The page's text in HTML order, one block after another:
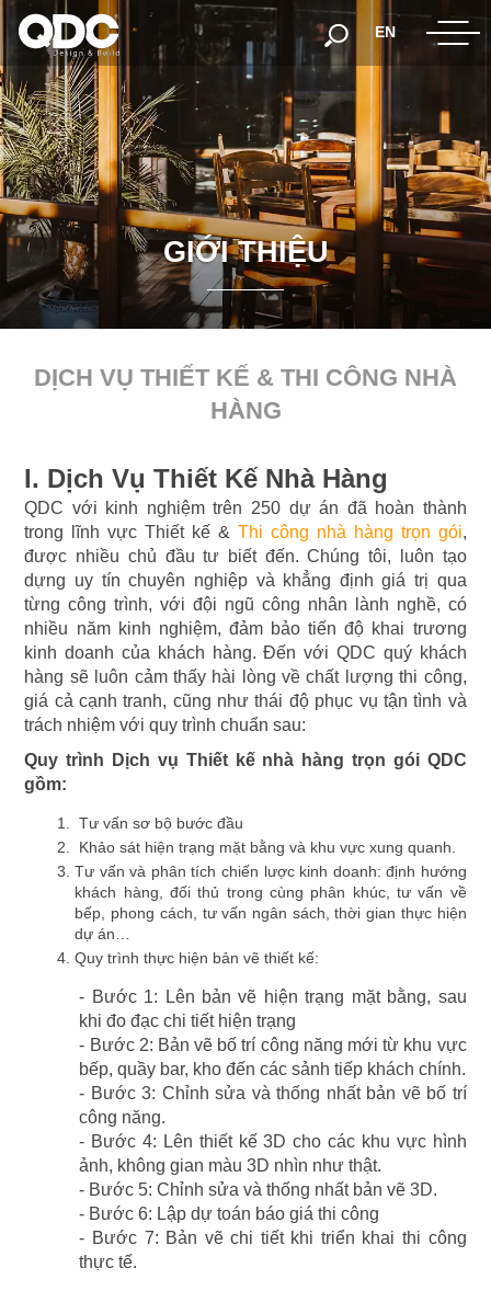
EN
GIỚI THIỆU
DỊCH VỤ THIẾT KẾ & THI CÔNG NHÀ
HÀNG
I. Dịch Vụ Thiết Kế Nhà Hàng
QDC với kinh nghiệm trên 250 dự án đã hoàn thành
trong lĩnh vực Thiết kế & Thi công nhà hàng trọn gói,
được nhiều chủ đầu tư biết đến. Chúng tôi, luôn tạo
dựng uy tín chuyên nghiệp và khẳng định giá trị qua
từng công trình, với đội ngũ công nhân lành nghề, có
nhiều năm kinh nghiệm, đảm bảo tiến độ khai trương
kinh doanh của khách hàng. Đến với QDC quý khách
hàng sẽ luôn cảm thấy hài lòng về chất lượng thi công,
giá cả cạnh tranh, cũng như thái độ phục vụ tận tình và
trách nhiệm với quy trình chuẩn sau:
Quy trình Dịch vụ Thiết kế nhà hàng trọn gói QDC
gồm:
Tư vấn sơ bộ bước đầu
Khảo sát hiện trạng mặt bằng và khu vực xung quanh.
Tư vấn và phân tích chiến lược kinh doanh: định hướng
khách hàng, đối thủ trong cùng phân khúc, tư vấn về
bếp, phong cách, tư vấn ngân sách, thời gian thực hiện
dự án…
Quy trình thực hiện bản vẽ thiết kế:
- Bước 1: Lên bản vẽ hiện trạng mặt bằng, sau
khi đo đạc chi tiết hiện trạng
- Bước 2: Bản vẽ bố trí công năng mới từ khu vực
bếp, quầy bar, kho đến các sảnh tiếp khách chính.
- Bước 3: Chỉnh sửa và thống nhất bản vẽ bố trí
công năng.
- Bước 4: Lên thiết kế 3D cho các khu vực hình
ảnh, không gian màu 3D nhìn như thật.
- Bước 5: Chỉnh sửa và thống nhất bản vẽ 3D.
- Bước 6: Lập dự toán báo giá thi công
- Bước 7: Bản vẽ chi tiết khi triển khai thi công
thực tế.